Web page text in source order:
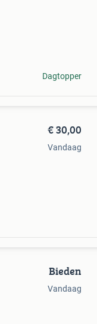
Dagtopper
€ 30,00
Vandaag
Bieden
Vandaag